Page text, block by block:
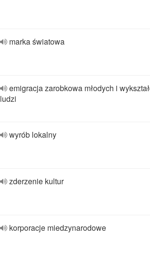
marka światowa
emigracja zarobkowa młodych i
ludzi
wyrób lokalny
zderzenie kultur
korporacje miedzynarodowe